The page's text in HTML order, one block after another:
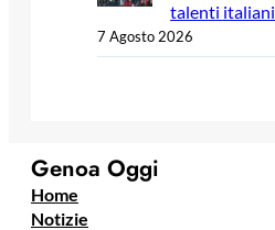
talenti italiani
7 Agosto 2026
Genoa Oggi
Home
Notizie